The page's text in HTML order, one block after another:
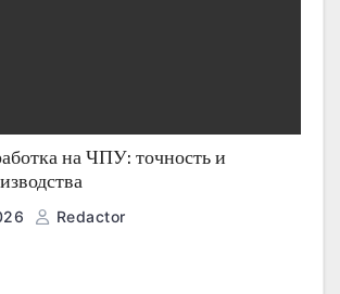
на ЧПУ: точность и
Redactor